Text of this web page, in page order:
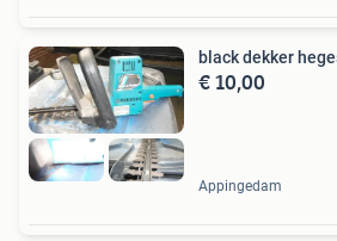
black dekker
€ 10,00
Appingedam